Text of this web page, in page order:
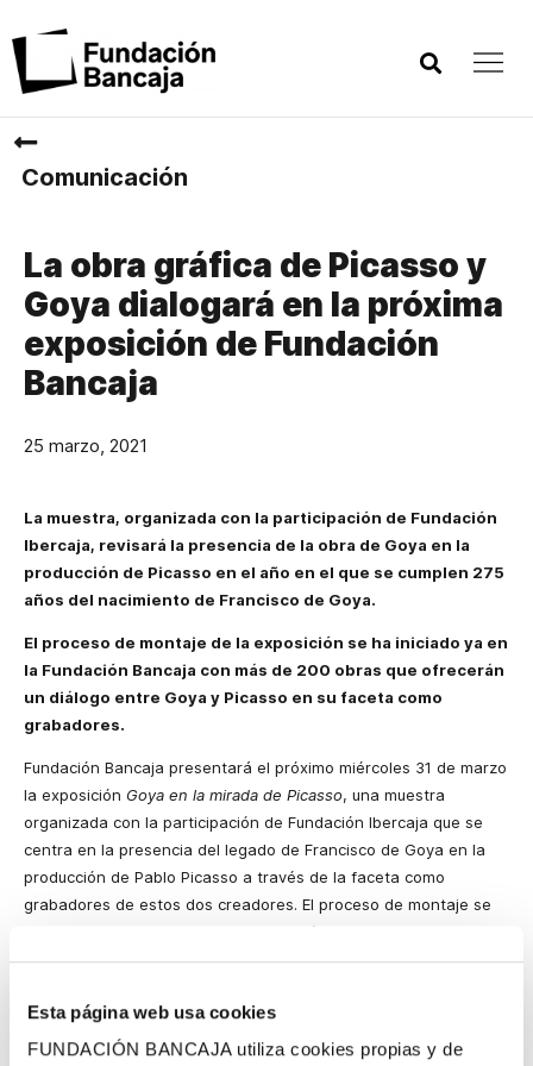
Esta página web usa cookies
FUNDACIÓN BANCAJA utiliza cookies propias y de
Comunicación
La obra gráfica de Picasso y
Goya dialogará en la próxima
exposición de Fundación
Bancaja
25 marzo, 2021
La muestra, organizada con la participación de Fundación
Ibercaja, revisará la presencia de la obra de Goya en la
producción de Picasso en el año en el que se cumplen 275
años del nacimiento de Francisco de Goya.
El proceso de montaje de la exposición se ha iniciado ya en
la Fundación Bancaja con más de 200 obras que ofrecerán
un diálogo entre Goya y Picasso en su faceta como
grabadores.
Fundación Bancaja presentará el próximo miércoles 31 de marzo
la exposición Goya en la mirada de Picasso, una muestra
organizada con la participación de Fundación Ibercaja que se
centra en la presencia del legado de Francisco de Goya en la
producción de Pablo Picasso a través de la faceta como
grabadores de estos dos creadores. El proceso de montaje se
ha iniciado ya en la sala de la Fundación Bancaja con la
recepción y desembalaje de las obras.
La exposición, comisariada por Lola Durán Úcar, doctora en
Historia del Arte y Cultura Visual, se compone de una selección
de más de 200 obras, en su mayoría grabados, que junto con